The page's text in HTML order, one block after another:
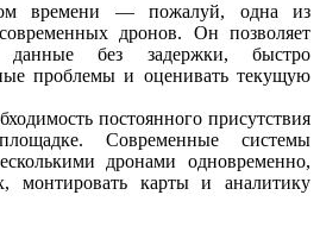
времени — пожалуй, одна из
дронов. Он позволяет
данные без задержки, быстро
проблемы и оценивать текущую
постоянного присутствия
Современные системы
дронами одновременно,
монтировать карты и аналитику